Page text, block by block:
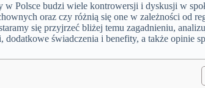
w Polsce budzi wiele kontrowersji i dyskusji w
oraz czy różnią się one w zależności od
się przyjrzeć bliżej temu zagadnieniu,
świadczenia i benefity, a także opinie